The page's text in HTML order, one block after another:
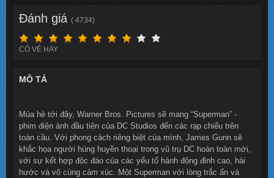
Đánh giá ( 4734)
CÓ VẺ HAY
MÔ TẢ
Mùa hè tới đây, Warner Bros. Pictures sẽ mang “Superman” -
phim điện ảnh đầu tiên của DC Studios đến các rạp chiếu trên
toàn cầu. Với phong cách riêng biệt của mình, James Gunn sẽ
khắc họa người hùng huyền thoại trong vũ trụ DC hoàn toàn mới,
với sự kết hợp độc đáo của các yếu tố hành động đỉnh cao, hài
hước và vô cùng cảm xúc. Một Superman với lòng trắc ẩn và